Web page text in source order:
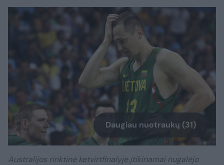
Daugiau nuotraukų (31)
Australijos rinktinė ketvirtfinalyje įtikinamai nugalėjo